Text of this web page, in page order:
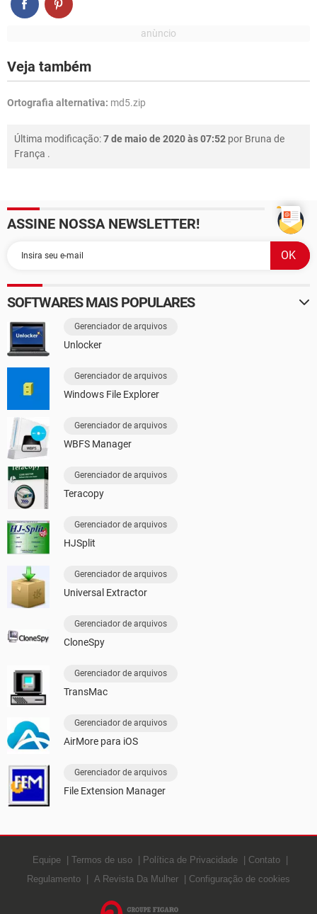
Veja também
Ortografia alternativa: md5.zip
Última modificação:7 de maio de 2020 às 07:52 por Bruna de
França .
ASSINE NOSSA NEWSLETTER!
SOFTWARES MAIS POPULARES
Gerenciador de arquivos
Unlocker
Gerenciador de arquivos
Windows File Explorer
Gerenciador de arquivos
WBFS Manager
Gerenciador de arquivos
Teracopy
Gerenciador de arquivos
HJSplit
Gerenciador de arquivos
Universal Extractor
Gerenciador de arquivos
CloneSpy
Gerenciador de arquivos
TransMac
Gerenciador de arquivos
AirMore para iOS
Gerenciador de arquivos
File Extension Manager
Equipe Termos de uso Política de Privacidade
Contato
Regulamento
A Revista Da Mulher Configuração de cookies